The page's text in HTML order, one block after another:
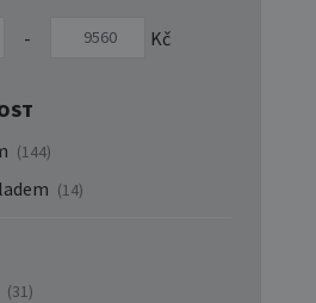
-
Kč
(144)
(14)
(31)